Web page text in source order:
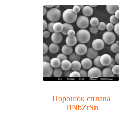
Порошок сплава
TiNbZrSn